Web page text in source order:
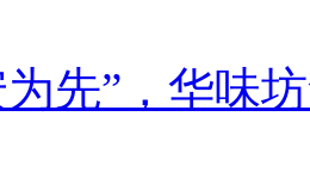
先”，华味